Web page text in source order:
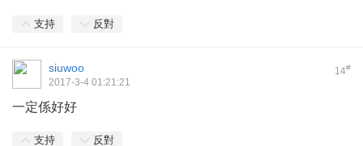
支持 反對
14#
siuwoo
2017-3-4 01:21:21
一定係好好
支持 反對